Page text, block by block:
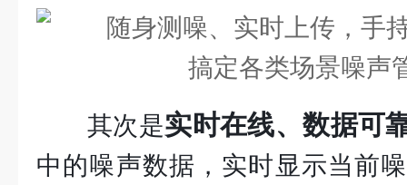
其次是实时在线、数据可
中的噪声数据，实时显示当前